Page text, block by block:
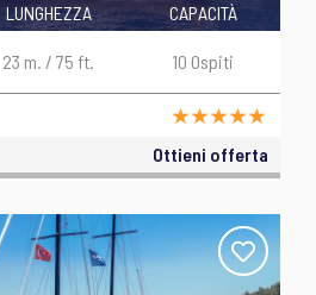
LUNGHEZZA
23 m. / 75 ft.
CAPACITÀ
10 Ospiti
Ottieni offerta